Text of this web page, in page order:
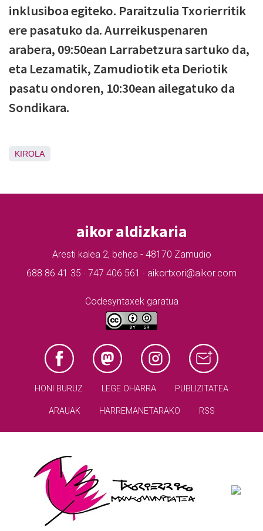
inklusiboa egiteko. Paraitzulia Txorierritik
ere pasatuko da. Aurreikuspenaren
arabera, 09:50ean Larrabetzura sartuko da,
eta Lezamatik, Zamudiotik eta Deriotik
pasatu ondoren, 10:30ean ailegatuko da
Sondikara.
KIROLA
aikor aldizkaria
Aresti kalea 2, behea - 48170 Zamudio
688 86 41 35 · 747 406 561 · aikortxori@aikor.com
Codesyntaxek garatua
HONI BURUZ LEGE OHARRA PUBLIZITATEA
ARAUAK HARREMANETARAKO RSS